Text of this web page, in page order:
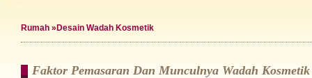
Rumah »Desain Wadah Kosmetik
Faktor Pemasaran Dan Munculnya Wadah